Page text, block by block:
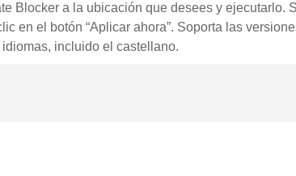
Blocker a la ubicación que desees y
en el botón “Aplicar ahora”. Soporta las
incluido el castellano.